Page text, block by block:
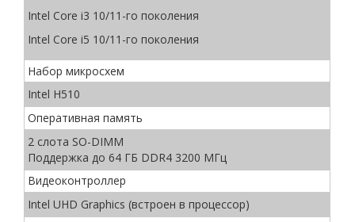
Intel Core i3 10/11-го поколения
Intel Core i5 10/11-го поколения
Набор микросхем
Intel H510
Оперативная память
2 слота SO-DIMM
Поддержка до 64 ГБ DDR4 3200 МГц
Видеоконтроллер
Intel UHD Graphics (встроен в процессор)